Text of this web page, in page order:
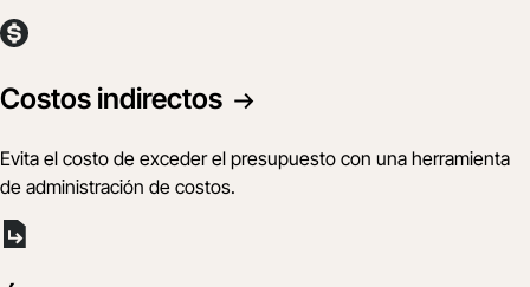
Costos indirectos
Evita el costo de exceder el presupuesto con una herramienta
de administración de costos.